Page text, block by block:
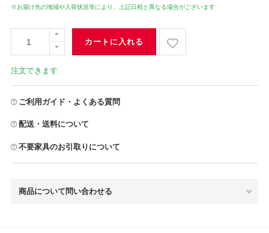
※お届け先の地域や入荷状況等により、上記日程と異なる場合がございます
カートに入れる
注文できます
ご利用ガイド・よくある質問
配送・送料について
不要家具のお引取りについて
商品について問い合わせる